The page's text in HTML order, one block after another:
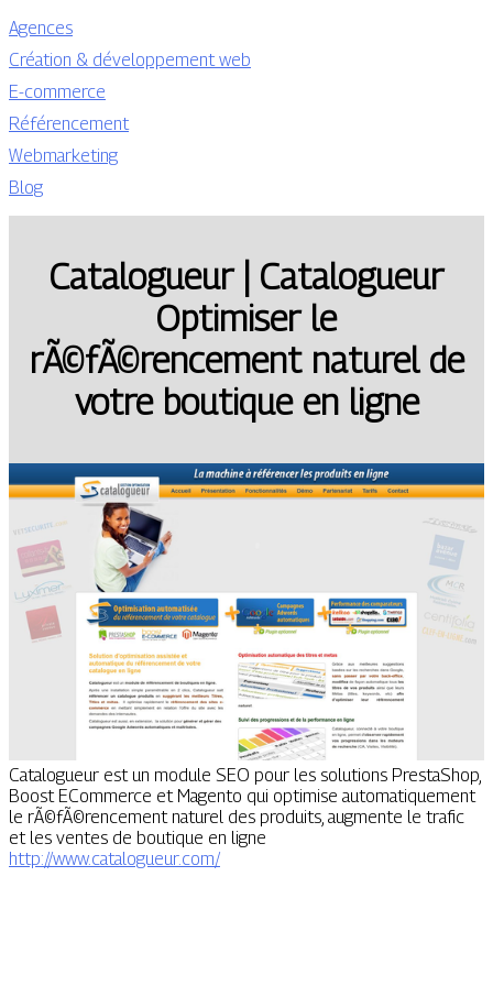
Agences
Création & développement web
E-commerce
Référencement
Webmarketing
Blog
Catalogueur | Catalogueur
Optimiser le
rÃ©fÃ©rencement naturel de
votre boutique en ligne
Catalogueur est un module SEO pour les solutions PrestaShop,
Boost ECommerce et Magento qui optimise automatiquement
le rÃ©fÃ©rencement naturel des produits, augmente le trafic
et les ventes de boutique en ligne
http://www.catalogueur.com/